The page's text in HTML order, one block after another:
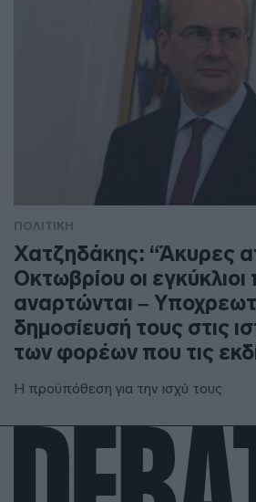
ΠΟΛΙΤΙΚΗ
Χατζηδάκης: “Άκυρες
Οκτωβρίου οι
αναρτώνται –
δημοσίευσή τους στις
των φορέων που τις
Η προϋπόθεση για την ισχύ τους